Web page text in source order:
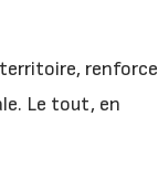
renforce
Le tout, en